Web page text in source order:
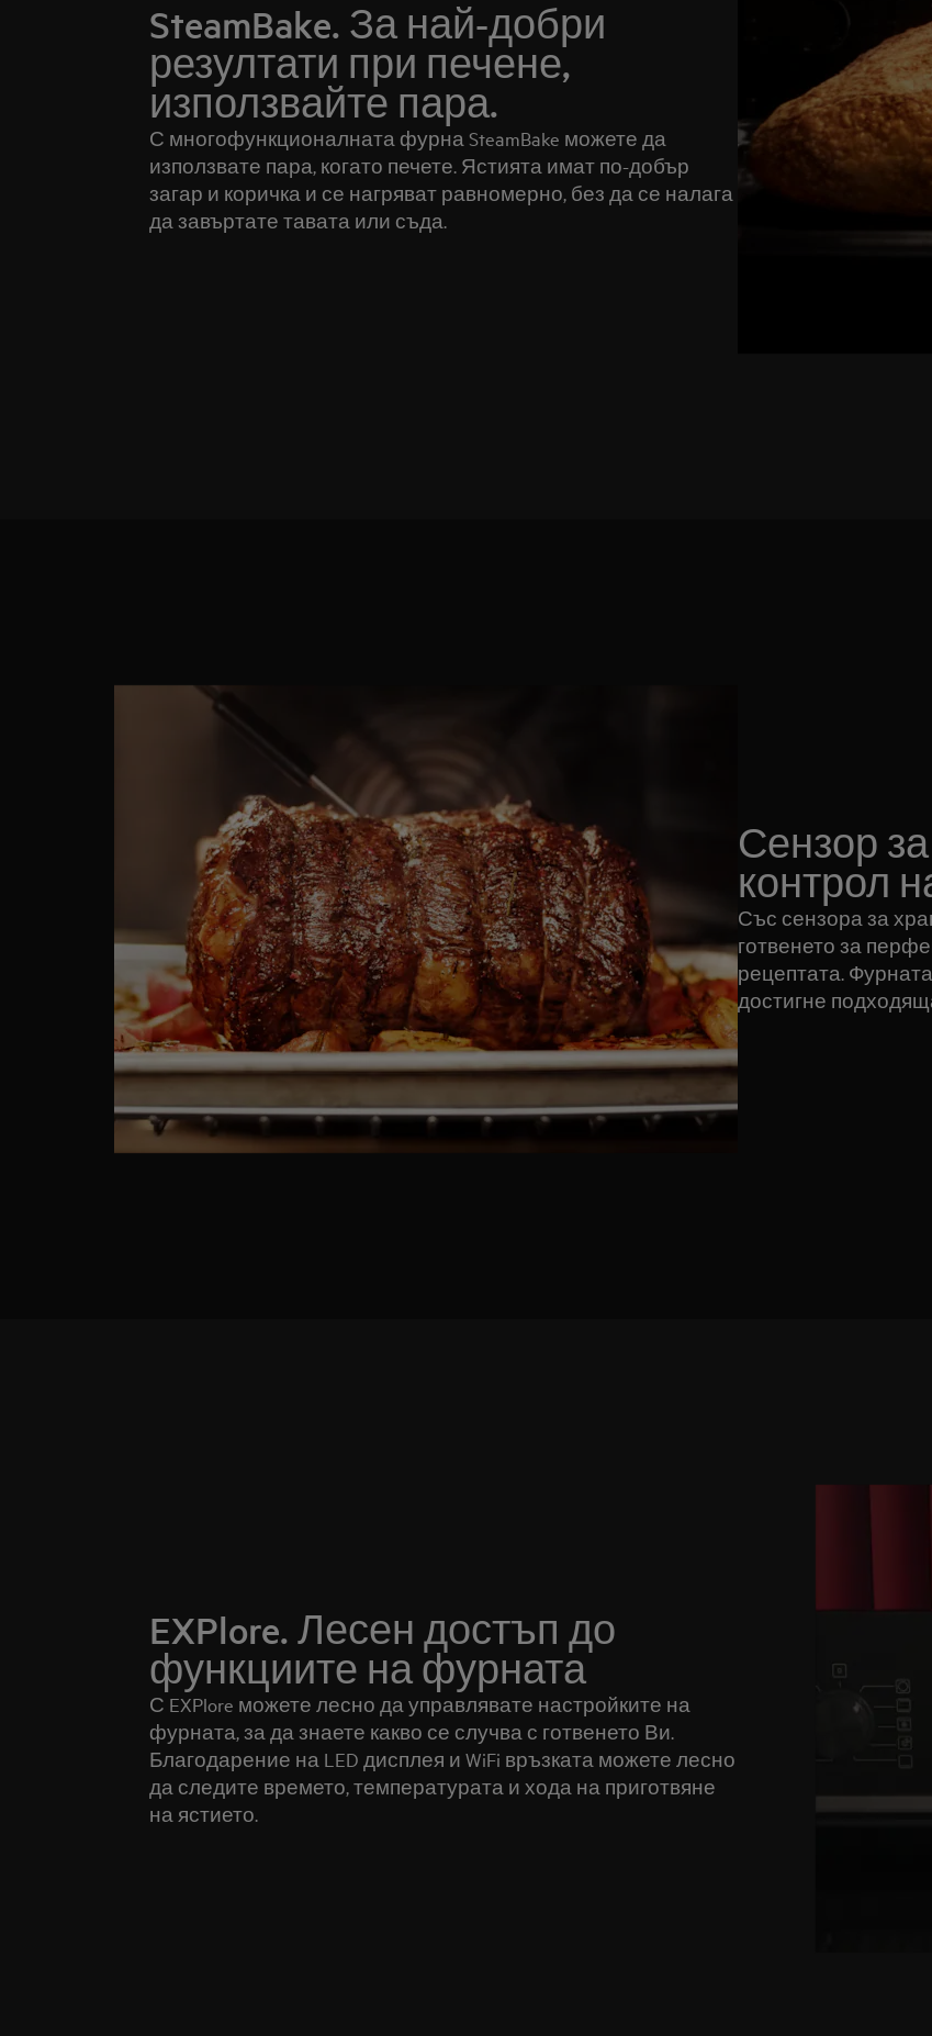
SteamBake. За най-добри
резултати при печене,
използвайте пара.
С многофункционалната фурна SteamBake можете да
използвате пара, когато печете. Ястията имат по-добър
загар и коричка и се нагряват равномерно, без да се налага
да завъртате тавата или съда.
Сензор
контрол
Със сензора за
готвенето за
рецептата.
достигне
EXPlore. Лесен достъп до
функциите на фурната
С EXPlore можете лесно да управлявате настройките на
фурната, за да знаете какво се случва с готвенето Ви.
Благодарение на LED дисплея и WiFi връзката можете лесно
да следите времето, температурата и хода на приготвяне
на ястието.